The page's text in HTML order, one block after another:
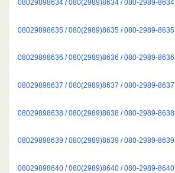
08029898634 / 080(2989)8634 / 080-2989-8634
08029898635 / 080(2989)8635 / 080-2989-8635
08029898636 / 080(2989)8636 / 080-2989-8636
08029898637 / 080(2989)8637 / 080-2989-8637
08029898638 / 080(2989)8638 / 080-2989-8638
08029898639 / 080(2989)8639 / 080-2989-8639
08029898640 / 080(2989)8640 / 080-2989-8640